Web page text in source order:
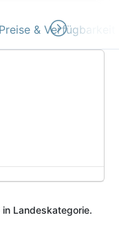
& Verfügbarkeit
Landeskategorie.